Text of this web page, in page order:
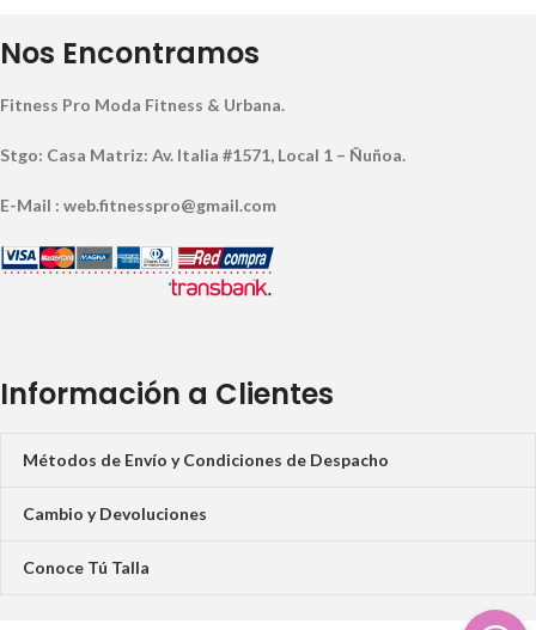
Nos Encontramos
Fitness Pro Moda Fitness & Urbana.
Stgo: Casa Matriz: Av. Italia #1571, Local 1 – Ñuñoa.
E-Mail : web.fitnesspro@gmail.com
Información a Clientes
Métodos de Envío y Condiciones de Despacho
Cambio y Devoluciones
Conoce Tú Talla